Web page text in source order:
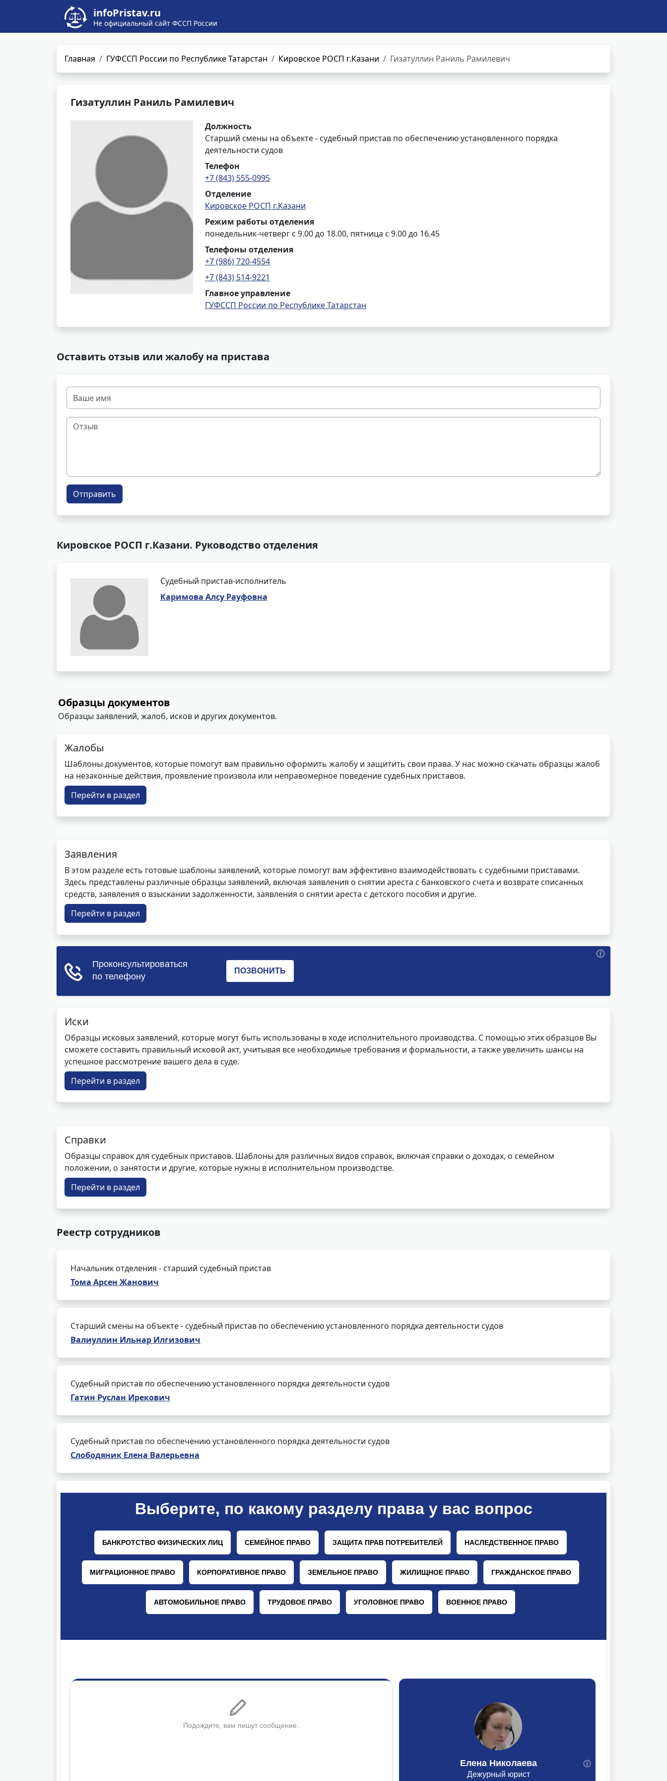
infoPristav.ru
Не официальный сайт ФССП России
Главная ГУФССП России по Республике Татарстан Кировское РОСП г.Казани Гизатуллин Раниль Рамилевич
Гизатуллин Раниль Рамилевич
Должность
Старший смены на объекте - судебный пристав по обеспечению установленного порядка
деятельности судов
Телефон
+7 (843) 555-0995
Отделение
Кировское РОСП г.Казани
Режим работы отделения
понедельник-четверг с 9.00 до 18.00, пятница с 9.00 до 16.45
Телефоны отделения
+7 (986) 720-4554
+7 (843) 514-9221
Главное управление
ГУФССП России по Республике Татарстан
Оставить отзыв или жалобу на пристава
Отправить
Кировское РОСП г.Казани. Руководство отделения
Судебный пристав-исполнитель
Каримова Алсу Рауфовна
Образцы документов
Образцы заявлений, жалоб, исков и других документов.
Жалобы
Шаблоны документов, которые помогут вам правильно оформить жалобу и защитить свои права. У нас можно скачать образцы жалоб
на незаконные действия, проявление произвола или неправомерное поведение судебных приставов.
Перейти в раздел
Заявления
В этом разделе есть готовые шаблоны заявлений, которые помогут вам эффективно взаимодействовать с судебными приставами.
Здесь представлены различные образцы заявлений, включая заявления о снятии ареста с банковского счета и возврате списанных
средств, заявления о взыскании задолженности, заявления о снятии ареста с детского пособия и другие.
Перейти в раздел
Иски
Образцы исковых заявлений, которые могут быть использованы в ходе исполнительного производства. С помощью этих образцов Вы
сможете составить правильный исковой акт, учитывая все необходимые требования и формальности, а также увеличить шансы на
успешное рассмотрение вашего дела в суде.
Перейти в раздел
Справки
Образцы справок для судебных приставов. Шаблоны для различных видов справок, включая справки о доходах, о семейном
положении, о занятости и другие, которые нужны в исполнительном производстве.
Перейти в раздел
Реестр сотрудников
Начальник отделения - старший судебный пристав
Тома Арсен Жанович
Старший смены на объекте - судебный пристав по обеспечению установленного порядка деятельности судов
Валиуллин Ильнар Илгизович
Судебный пристав по обеспечению установленного порядка деятельности судов
Гатин Руслан Ирекович
Судебный пристав по обеспечению установленного порядка деятельности судов
Слободяник Елена Валерьевна